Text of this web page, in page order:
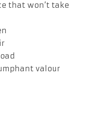
that won’t take
valour